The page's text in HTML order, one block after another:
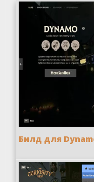
Билд для